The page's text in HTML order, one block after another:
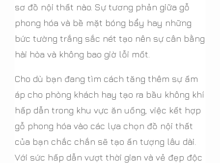
sơ đồ nội thất nào. Sự tương phản giữa gỗ
phong hóa và bề mặt bóng bẩy hay những
bức tường trắng sắc nét tạo nên sự cân bằng
hài hòa và không bao giờ lỗi mốt.
Cho dù bạn đang tìm cách tăng thêm sự ấm
áp cho phòng khách hay tạo ra bầu không khí
hấp dẫn trong khu vực ăn uống, việc kết hợp
gỗ phong hóa vào các lựa chọn đồ nội thất
của bạn chắc chắn sẽ tạo ấn tượng lâu dài.
Với sức hấp dẫn vượt thời gian và vẻ đẹp độc